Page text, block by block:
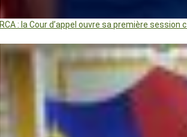
RCA : la Cour d’appel ouvre sa première session